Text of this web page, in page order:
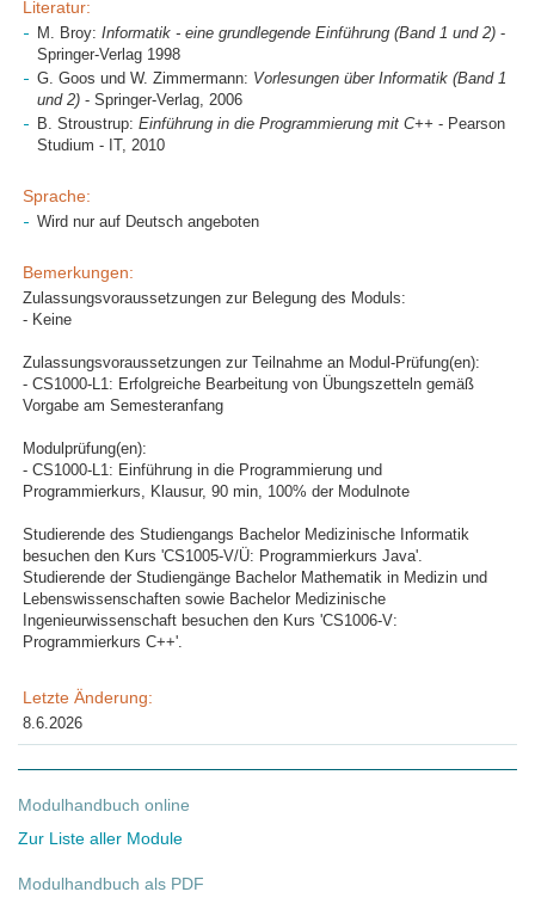
Literatur:
M. Broy: Informatik - eine grundlegende Einführung (Band 1 und 2) -
Springer-Verlag 1998
G. Goos und W. Zimmermann: Vorlesungen über Informatik (Band 1
und 2) - Springer-Verlag, 2006
B. Stroustrup: Einführung in die Programmierung mit C++ - Pearson
Studium - IT, 2010
Sprache:
Wird nur auf Deutsch angeboten
Bemerkungen:
Zulassungsvoraussetzungen zur Belegung des Moduls:
- Keine
Zulassungsvoraussetzungen zur Teilnahme an Modul-Prüfung(en):
- CS1000-L1: Erfolgreiche Bearbeitung von Übungszetteln gemäß
Vorgabe am Semesteranfang
Modulprüfung(en):
- CS1000-L1: Einführung in die Programmierung und
Programmierkurs, Klausur, 90 min, 100% der Modulnote
Studierende des Studiengangs Bachelor Medizinische Informatik
besuchen den Kurs 'CS1005-V/Ü: Programmierkurs Java'.
Studierende der Studiengänge Bachelor Mathematik in Medizin und
Lebenswissenschaften sowie Bachelor Medizinische
Ingenieurwissenschaft besuchen den Kurs 'CS1006-V:
Programmierkurs C++'.
Letzte Änderung:
8.6.2026
Modulhandbuch online
Zur Liste aller Module
Modulhandbuch als PDF